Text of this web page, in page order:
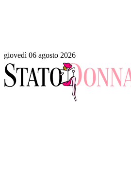
giovedì 06 agosto 2026